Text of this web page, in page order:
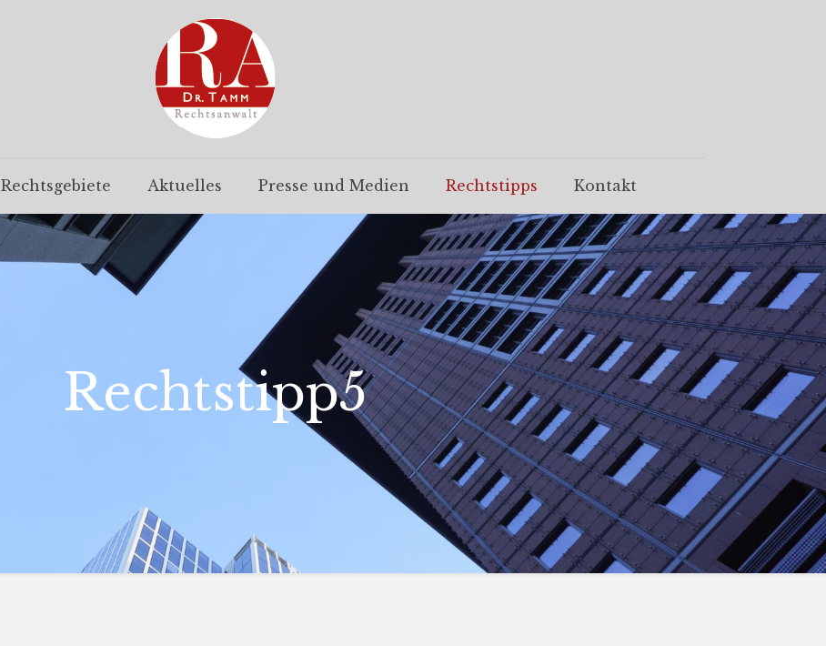
Rechtsgebiete Aktuelles Presse und Medien Rechtstipps Kontakt
Rechtstipp5